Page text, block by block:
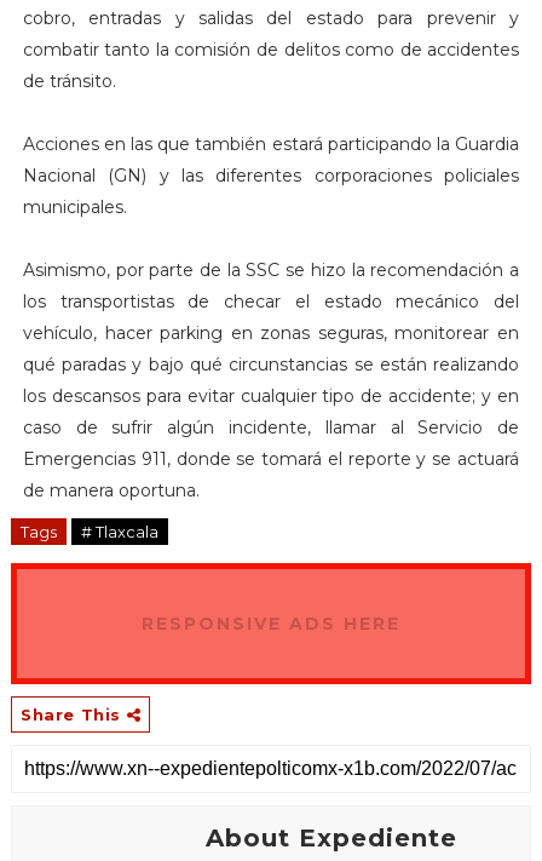
cobro, entradas y salidas del estado para prevenir y
combatir tanto la comisión de delitos como de accidentes
de tránsito.
Acciones en las que también estará participando la Guardia
Nacional (GN) y las diferentes corporaciones policiales
municipales.
Asimismo, por parte de la SSC se hizo la recomendación a
los transportistas de checar el estado mecánico del
vehículo, hacer parking en zonas seguras, monitorear en
qué paradas y bajo qué circunstancias se están realizando
los descansos para evitar cualquier tipo de accidente; y en
caso de sufrir algún incidente, llamar al Servicio de
Emergencias 911, donde se tomará el reporte y se actuará
de manera oportuna.
Tags # Tlaxcala
RESPONSIVE ADS HERE
Share This
About Expediente